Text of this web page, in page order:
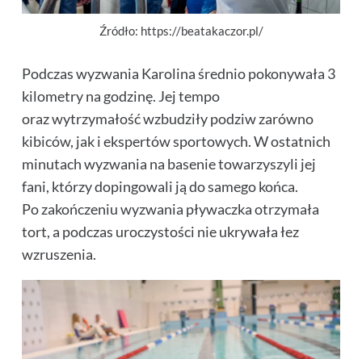
Źródło: https://beatakaczor.pl/
Podczas wyzwania Karolina średnio pokonywała 3
kilometry na godzinę.Jej tempo
oraz wytrzymałość wzbudziły podziw zarówno
kibiców, jak i ekspertów sportowych. W ostatnich
minutach wyzwania na basenie towarzyszyli jej
fani, którzy dopingowali ją do samego końca.
Po zakończeniu wyzwania pływaczka otrzymała
tort, a podczas uroczystości nie ukrywała łez
wzruszenia.